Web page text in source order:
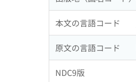
本文の言語コード
原文の言語コード
NDC9版